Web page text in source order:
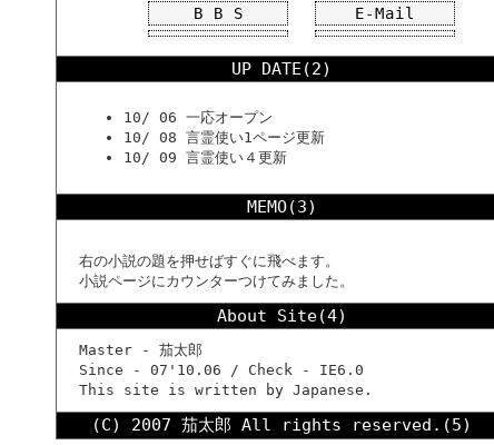
B B S
E-Mail
UP DATE(2)
10/ 06 一応オープン
10/ 08 言霊使い1ページ更新
10/ 09 言霊使い４更新
MEMO(3)
右の小説の題を押せばすぐに飛べます。
小説ページにカウンターつけてみました。
About Site(4)
Master - 茄太郎
Since - 07'10.06 / Check - IE6.0
This site is written by Japanese.
(C) 2007 茄太郎 All rights reserved.(5)